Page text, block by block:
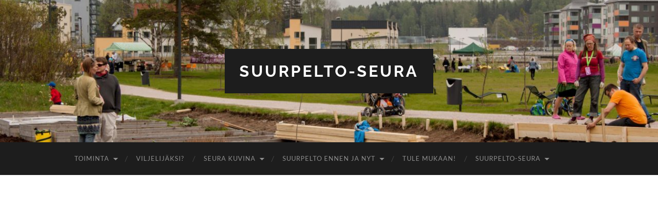
SUURPELTO-SEURA
TOIMINTA VILJELIJÄKSI? SEURA KUVINA SUURPELTO ENNEN JA NYT TULE MUKAAN! SUURPELTO-SEURA